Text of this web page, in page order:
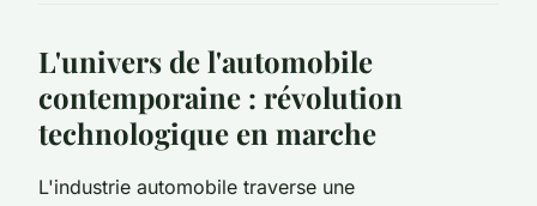
L'univers de l'automobile
contemporaine : révolution
technologique en marche
L'industrie automobile traverse une